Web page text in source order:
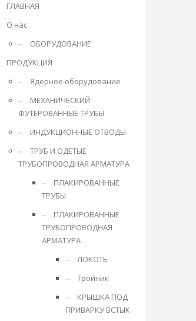
ГЛАВНАЯ
О нас
ОБОРУДОВАНИЕ
ПРОДУКЦИЯ
Ядерное оборудование
МЕХАНИЧЕСКИЙ
ФУТЕРОВАННЫЕ ТРУБЫ
ИНДУКЦИОННЫЕ ОТВОДЫ
ТРУБ И ОДЕТЫЕ
ТРУБОПРОВОДНАЯ АРМАТУРА
ПЛАКИРОВАННЫЕ
ТРУБЫ
ПЛАКИРОВАННЫЕ
ТРУБОПРОВОДНАЯ
АРМАТУРА
ЛОКОТЬ
Тройник
КРЫШКА ПОД
ПРИВАРКУ ВСТЫК